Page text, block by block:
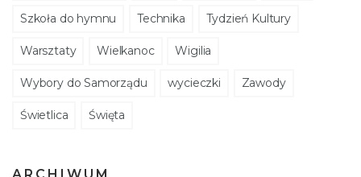
Szkoła do hymnu Technika Tydzień Kultury
Warsztaty Wielkanoc Wigilia
Wybory do Samorządu wycieczki Zawody
Świetlica Święta